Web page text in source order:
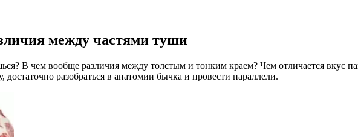
между частями туши
В чем вообще различия между толстым и тонким краем? Чем отличается
разобраться в анатомии бычка и провести параллели.